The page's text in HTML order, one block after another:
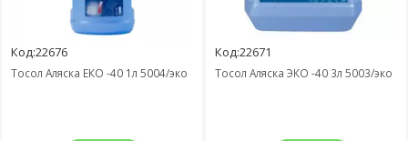
Код:22676
Тосол Аляска ЕКО -40 1л 5004/эко
Код:22671
Тосол Аляска ЭКО -40 3л 5003/эко